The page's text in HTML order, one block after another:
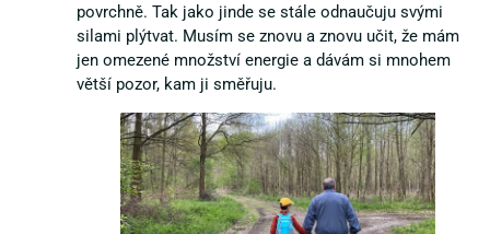
povrchně. Tak jako jinde se stále odnaučuju svými
silami plýtvat. Musím se znovu a znovu učit, že mám
jen omezené množství energie a dávám si mnohem
větší pozor, kam ji směřuju.